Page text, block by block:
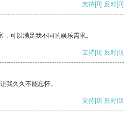
支持[0] 反对[0]
可以满足我不同的娱乐需求。
支持[0] 反对[0]
我久久不能忘怀。
支持[0] 反对[0]